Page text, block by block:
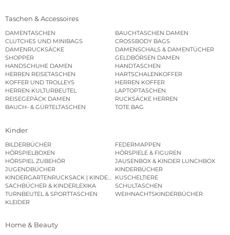
Taschen & Accessoires
DAMENTASCHEN
BAUCHTASCHEN DAMEN
CLUTCHES UND MINIBAGS
CROSSBODY BAGS
DAMENRUCKSÄCKE
DAMENSCHALS & DAMENTÜCHER
SHOPPER
GELDBÖRSEN DAMEN
HANDSCHUHE DAMEN
HANDTASCHEN
HERREN REISETASCHEN
HARTSCHALENKOFFER
KOFFER UND TROLLEYS
HERREN KOFFER
HERREN KULTURBEUTEL
LAPTOPTASCHEN
REISEGEPÄCK DAMEN
RUCKSÄCKE HERREN
BAUCH- & GÜRTELTASCHEN
TOTE BAG
Kinder
BILDERBÜCHER
FEDERMAPPEN
HÖRSPIELBOXEN
HÖRSPIELE & FIGUREN
HÖRSPIEL ZUBEHÖR
JAUSENBOX & KINDER LUNCHBOX
JUGENDBÜCHER
KINDERBÜCHER
KINDERGARTENRUCKSACK | KINDERGARTENBEUTEL
KUSCHELTIERE
SACHBÜCHER & KINDERLEXIKA
SCHULTASCHEN
TURNBEUTEL & SPORTTASCHEN
WEIHNACHTSKINDERBÜCHER
KLEIDER
Home & Beauty